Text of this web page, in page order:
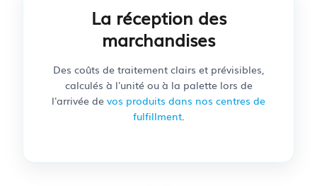
La réception des
marchandises
Des coûts de traitement clairs et prévisibles,
calculés à l'unité ou à la palette lors de
l'arrivée devos produits dans nos centres de
fulfillment.